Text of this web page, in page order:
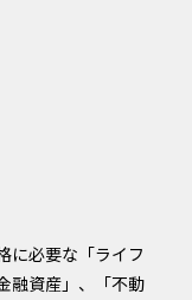
に必要な「ライフ
融資産」、「不動